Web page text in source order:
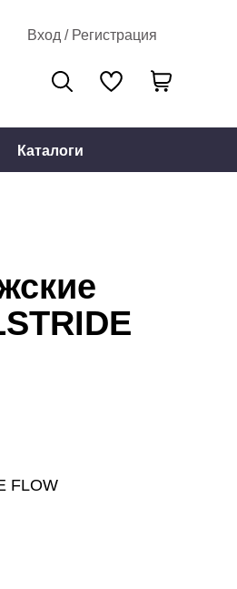
Вход / Регистрация
Каталоги
FLOW